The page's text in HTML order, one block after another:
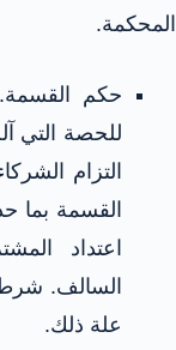
المحكمة.
حكم القسمة.
للحصة التي
التزام
القسمة بما
اعتداد
السالف.
علة ذلك.